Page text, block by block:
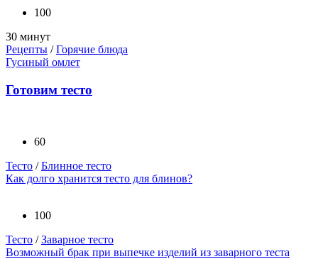
100
30 минут
Рецепты /Горячие блюда
Гусиный омлет
Готовим тесто
60
Тесто /Блинное тесто
Как долго хранится тесто для блинов?
100
Тесто /Заварное тесто
Возможный брак при выпечке изделий из заварного теста